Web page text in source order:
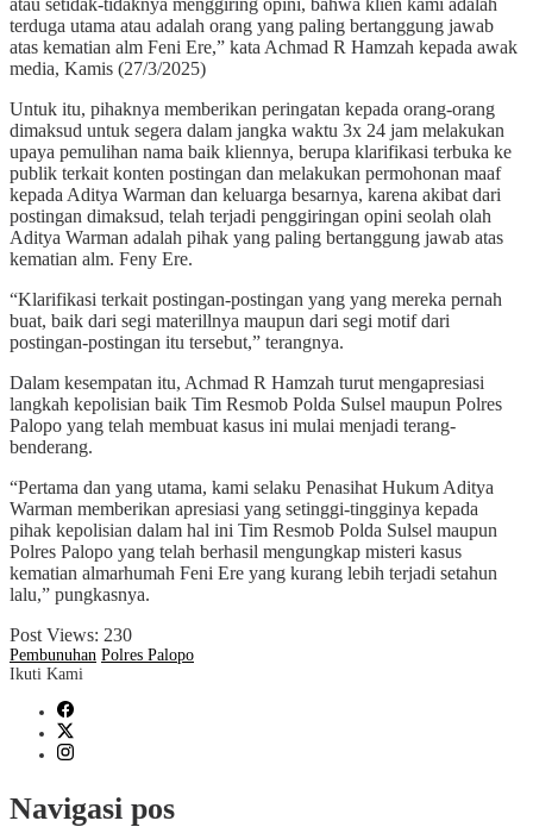
atau setidak-tidaknya menggiring opini, bahwa klien kami adalah
terduga utama atau adalah orang yang paling bertanggung jawab
atas kematian alm Feni Ere,” kata Achmad R Hamzah kepada awak
media, Kamis (27/3/2025)
Untuk itu, pihaknya memberikan peringatan kepada orang-orang
dimaksud untuk segera dalam jangka waktu 3x 24 jam melakukan
upaya pemulihan nama baik kliennya, berupa klarifikasi terbuka ke
publik terkait konten postingan dan melakukan permohonan maaf
kepada Aditya Warman dan keluarga besarnya, karena akibat dari
postingan dimaksud, telah terjadi penggiringan opini seolah olah
Aditya Warman adalah pihak yang paling bertanggung jawab atas
kematian alm. Feny Ere.
“Klarifikasi terkait postingan-postingan yang yang mereka pernah
buat, baik dari segi materillnya maupun dari segi motif dari
postingan-postingan itu tersebut,” terangnya.
Dalam kesempatan itu, Achmad R Hamzah turut mengapresiasi
langkah kepolisian baik Tim Resmob Polda Sulsel maupun Polres
Palopo yang telah membuat kasus ini mulai menjadi terang-
benderang.
“Pertama dan yang utama, kami selaku Penasihat Hukum Aditya
Warman memberikan apresiasi yang setinggi-tingginya kepada
pihak kepolisian dalam hal ini Tim Resmob Polda Sulsel maupun
Polres Palopo yang telah berhasil mengungkap misteri kasus
kematian almarhumah Feni Ere yang kurang lebih terjadi setahun
lalu,” pungkasnya.
Post Views: 230
Pembunuhan Polres Palopo
Ikuti Kami
Navigasi pos